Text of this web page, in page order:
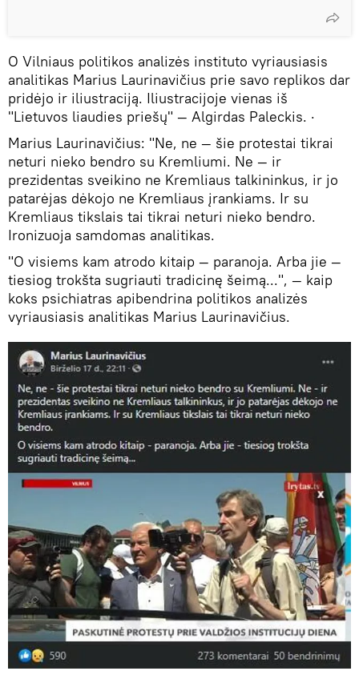
O Vilniaus politikos analizės instituto vyriausiasis
analitikas Marius Laurinavičius prie savo replikos dar
pridėjo ir iliustraciją. Iliustracijoje vienas iš
"Lietuvos liaudies priešų" — Algirdas Paleckis. ·
Marius Laurinavičius: "Ne, ne — šie protestai tikrai
neturi nieko bendro su Kremliumi. Ne — ir
prezidentas sveikino ne Kremliaus talkininkus, ir jo
patarėjas dėkojo ne Kremliaus įrankiams. Ir su
Kremliaus tikslais tai tikrai neturi nieko bendro.
Ironizuoja samdomas analitikas.
"O visiems kam atrodo kitaip — paranoja. Arba jie —
tiesiog trokšta sugriauti tradicinę šeimą...", — kaip
koks psichiatras apibendrina politikos analizės
vyriausiasis analitikas Marius Laurinavičius.